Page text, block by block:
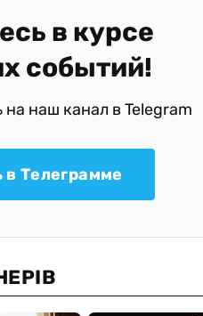
в курсе
событий!
наш канал в Telegram
в Телеграмме